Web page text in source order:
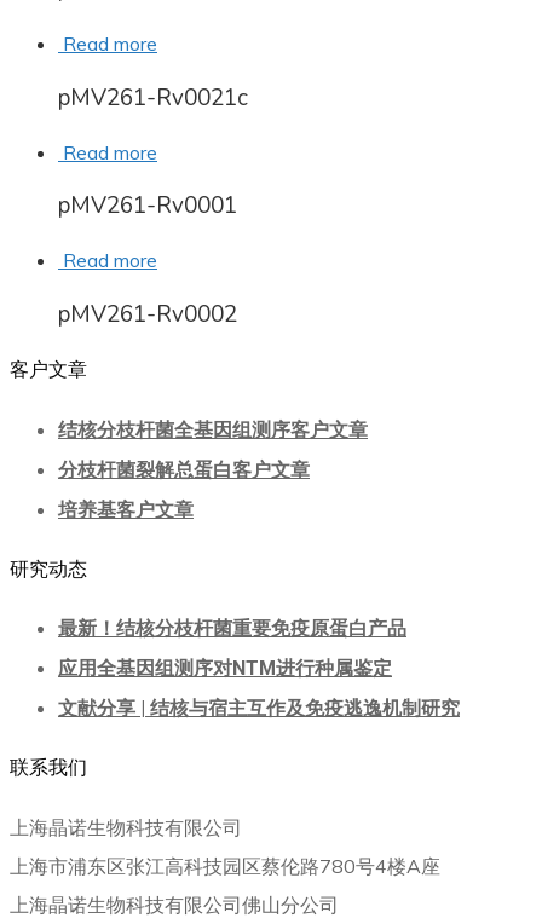
Read more
pMV261-Rv0021c
Read more
pMV261-Rv0001
Read more
pMV261-Rv0002
客户文章
结核分枝杆菌全基因组测序客户文章
分枝杆菌裂解总蛋白客户文章
培养基客户文章
研究动态
最新！结核分枝杆菌重要免疫原蛋白产品
应用全基因组测序对NTM进行种属鉴定
文献分享 | 结核与宿主互作及免疫逃逸机制研究
联系我们
上海晶诺生物科技有限公司
上海市浦东区张江高科技园区蔡伦路780号4楼A座
上海晶诺生物科技有限公司佛山分公司